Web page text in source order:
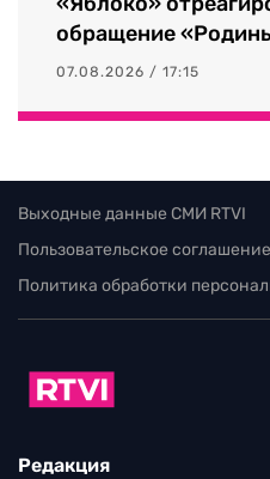
обращение
07.08.2026 / 17:15
Выходные данные СМИ RTVI
Пользовательское соглашение
Политика обработки
Редакция